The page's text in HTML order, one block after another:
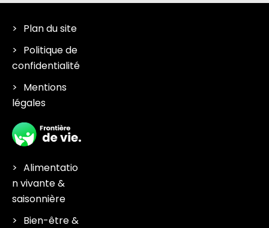
Plan du site
Politique de
confidentialité
Mentions
légales
Alimentatio
n vivante &
saisonnière
Bien-être &